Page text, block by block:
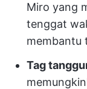
Miro yang
tenggat
membantu
Tag